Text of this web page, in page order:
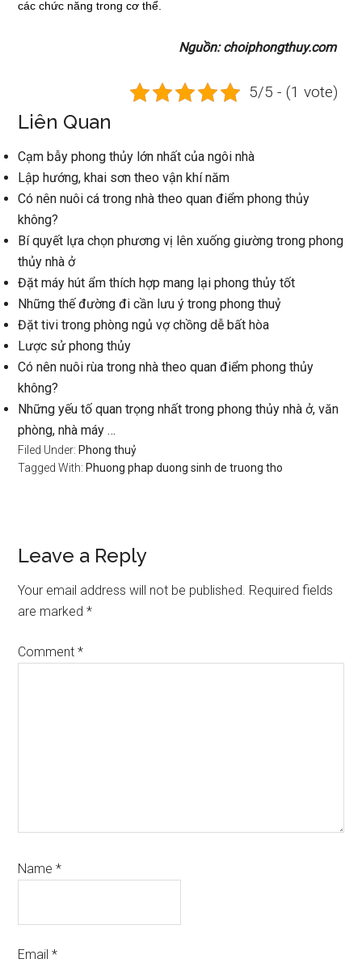
các chức năng trong cơ thể.
Nguồn: choiphongthuy.com
5/5 - (1 vote)
Liên Quan
Cạm bẫy phong thủy lớn nhất của ngôi nhà
Lập hướng, khai sơn theo vận khí năm
Có nên nuôi cá trong nhà theo quan điểm phong thủy
không?
Bí quyết lựa chọn phương vị lên xuống giường trong phong
thủy nhà ở
Đặt máy hút ẩm thích hợp mang lại phong thủy tốt
Những thế đường đi cần lưu ý trong phong thuỷ
Đặt tivi trong phòng ngủ vợ chồng dễ bất hòa
Lược sử phong thủy
Có nên nuôi rùa trong nhà theo quan điểm phong thủy
không?
Những yếu tố quan trọng nhất trong phong thủy nhà ở, văn
phòng, nhà máy …
Filed Under: Phong thuỷ
Tagged With: Phuong phap duong sinh de truong tho
Reader
Interactions
Leave a Reply
Your email address will not be published. Required fields
are marked*
Comment*
Name*
Email*